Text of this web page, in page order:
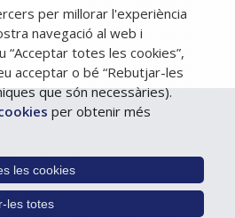
per millorar l'experiència
navegació al web i
totes les cookies”,
acceptar o bé “Rebutjar-les
que són necessàries).
per obtenir més
les cookies
les totes